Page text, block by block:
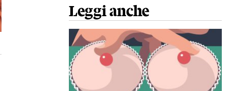
Leggi anche